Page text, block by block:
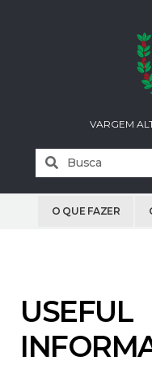
VARGEM
O QUE FAZER
USEFUL